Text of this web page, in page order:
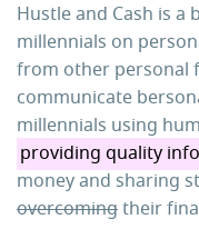
Hustle and Cash is
millennials on
from other personal
communicate
millennials using
providing quality
money and sharing
overcomingtheir